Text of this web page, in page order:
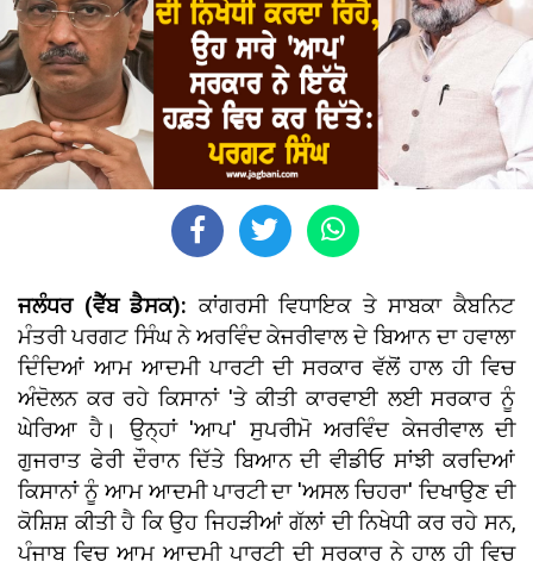
ਜਲੰਧਰ (ਵੈੱਬ ਡੈਸਕ): ਕਾਂਗਰਸੀ ਵਿਧਾਇਕ ਤੇ ਸਾਬਕਾ ਕੈਬਨਿਟ
ਮੰਤਰੀ ਪਰਗਟ ਸਿੰਘ ਨੇ ਅਰਵਿੰਦ ਕੇਜਰੀਵਾਲ ਦੇ ਬਿਆਨ ਦਾ ਹਵਾਲਾ
ਦਿੰਦਿਆਂ ਆਮ ਆਦਮੀ ਪਾਰਟੀ ਦੀ ਸਰਕਾਰ ਵੱਲੋਂ ਹਾਲ ਹੀ ਵਿਚ
ਅੰਦੋਲਨ ਕਰ ਰਹੇ ਕਿਸਾਨਾਂ 'ਤੇ ਕੀਤੀ ਕਾਰਵਾਈ ਲਈ ਸਰਕਾਰ ਨੂੰ
ਘੇਰਿਆ ਹੈ। ਉਨ੍ਹਾਂ 'ਆਪ' ਸੁਪਰੀਮੋ ਅਰਵਿੰਦ ਕੇਜਰੀਵਾਲ ਦੀ
ਗੁਜਰਾਤ ਫੇਰੀ ਦੌਰਾਨ ਦਿੱਤੇ ਬਿਆਨ ਦੀ ਵੀਡੀਓ ਸਾਂਝੀ ਕਰਦਿਆਂ
ਕਿਸਾਨਾਂ ਨੂੰ ਆਮ ਆਦਮੀ ਪਾਰਟੀ ਦਾ 'ਅਸਲ ਚਿਹਰਾ' ਦਿਖਾਉਣ ਦੀ
ਕੋਸ਼ਿਸ਼ ਕੀਤੀ ਹੈ ਕਿ ਉਹ ਜਿਹੜੀਆਂ ਗੱਲਾਂ ਦੀ ਨਿਖੇਧੀ ਕਰ ਰਹੇ ਸਨ,
ਪੰਜਾਬ ਵਿਚ ਆਮ ਆਦਮੀ ਪਾਰਟੀ ਦੀ ਸਰਕਾਰ ਨੇ ਹਾਲ ਹੀ ਵਿਚ